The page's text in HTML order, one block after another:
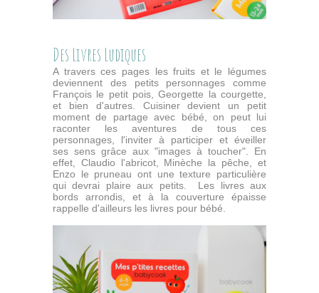
Des Livres Ludiques
A travers ces pages les fruits et le légumes
deviennent des petits personnages comme
François le petit pois, Georgette la courgette,
et bien d'autres. Cuisiner devient un petit
moment de partage avec bébé, on peut lui
raconter les aventures de tous ces
personnages, l'inviter à participer et éveiller
ses sens grâce aux "images à toucher". En
effet, Claudio l'abricot, Minèche la pêche, et
Enzo le pruneau ont une texture particulière
qui devrai plaire aux petits. Les livres aux
bords arrondis, et à la couverture épaisse
rappelle d'ailleurs les livres pour bébé.